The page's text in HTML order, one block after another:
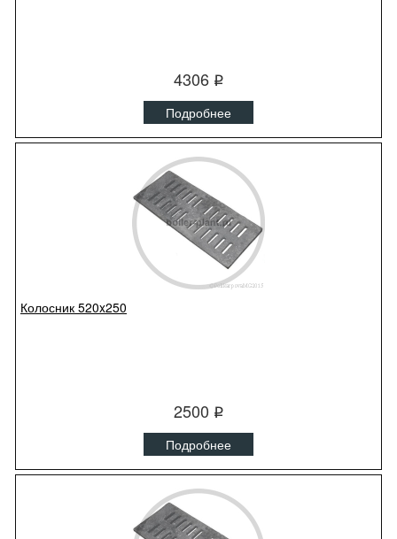
4306 q
Подробнее
Колосник 520x250
2500 q
Подробнее